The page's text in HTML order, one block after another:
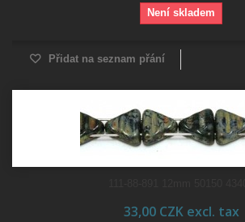
Není skladem
Přidat na seznam přání
33,00 CZK excl. tax